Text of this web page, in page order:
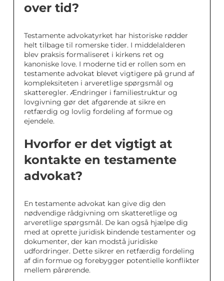
over tid?
Testamente advokatyrket har historiske rødder
helt tilbage til romerske tider. I middelalderen
blev praksis formaliseret i kirkens ret og
kanoniske love. I moderne tid er rollen som en
testamente advokat blevet vigtigere på grund af
kompleksiteten i arveretlige spørgsmål og
skatteregler. Ændringer i familiestruktur og
lovgivning gør det afgørende at sikre en
retfærdig og lovlig fordeling af formue og
ejendele.
Hvorfor er det vigtigt at
kontakte en testamente
advokat?
En testamente advokat kan give dig den
nødvendige rådgivning om skatteretlige og
arveretlige spørgsmål. De kan også hjælpe dig
med at oprette juridisk bindende testamenter og
dokumenter, der kan modstå juridiske
udfordringer. Dette sikrer en retfærdig fordeling
af din formue og forebygger potentielle konflikter
mellem pårørende.